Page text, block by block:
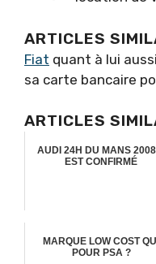
ARTICLES
Fiat quant à lui
sa carte bancaire
ARTICLES
AUDI 24H DU MANS
EST CONFIRMÉ
MARQUE LOW COST QUI
POUR PSA ?